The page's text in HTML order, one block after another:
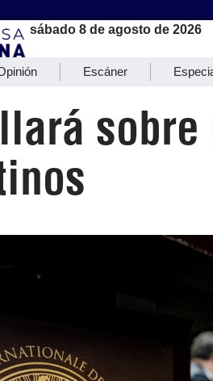
sábado 8 de agosto de 2026
Escáner